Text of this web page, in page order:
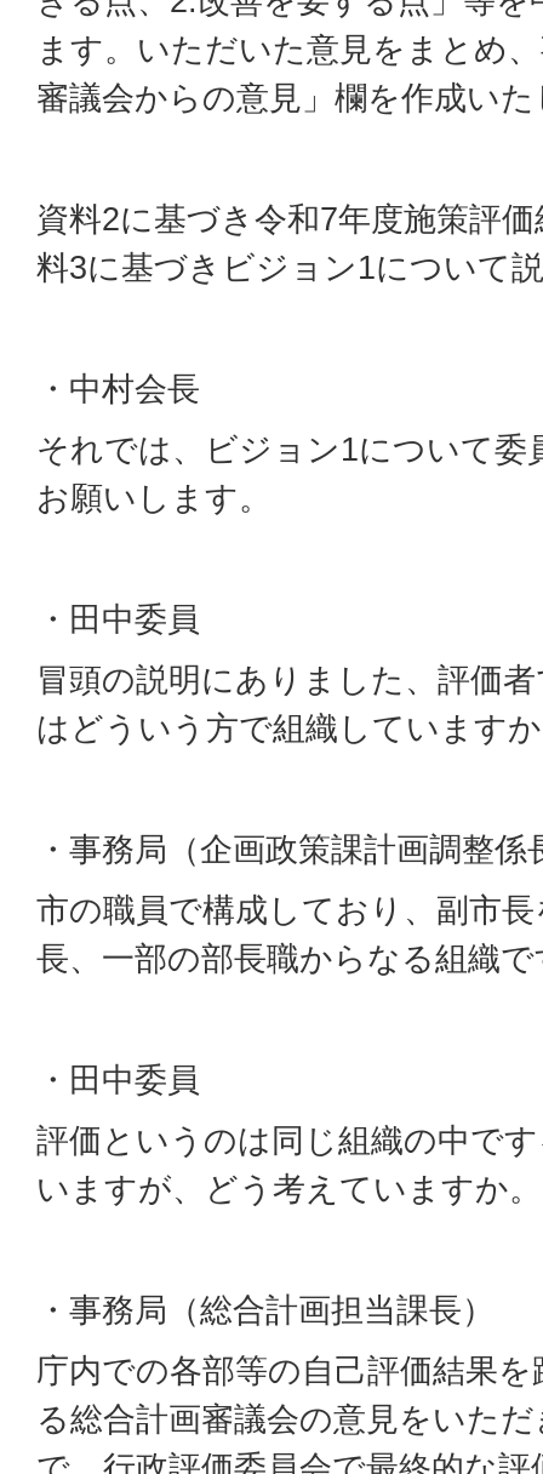
ます。いただいた意見をまとめ
審議会からの意見」欄を作成い
資料2に基づき令和7年度施策評
料3に基づきビジョン1について
・中村会長
それでは、ビジョン1について委
お願いします。
・田中委員
冒頭の説明にありました、評価
はどういう方で組織しています
・事務局（企画政策課計画調整係
市の職員で構成しており、副市
長、一部の部長職からなる組織で
・田中委員
評価というのは同じ組織の中で
いますが、どう考えていますか。
・事務局（総合計画担当課長）
庁内での各部等の自己評価結果
る総合計画審議会の意見をいた